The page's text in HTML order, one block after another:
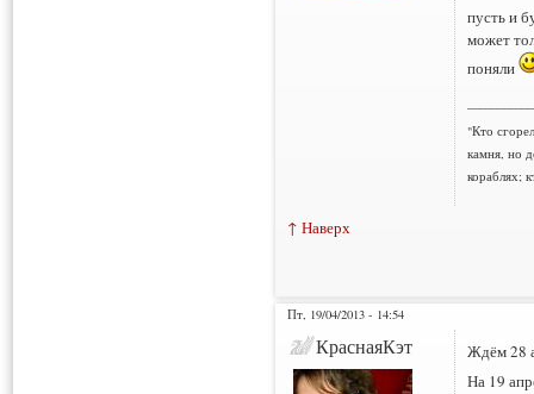
пусть и
может
поняли
"Кто
камня, но
кораблях;
↑ Наверх
Пт, 19/04/2013 - 14:54
КраснаяКэт
Ждём 28
На 19